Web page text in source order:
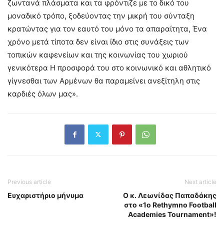
ζωντανά πλάσματα και τα φρόντιζε με το δικό του
μοναδικό τρόπο, ξοδεύοντας την μικρή του σύνταξη
κρατώντας για τον εαυτό του μόνο τα απαραίτητα, Ένα
χρόνο μετά τίποτα δεν είναι ίδιο στις συνάξεις των
τοπικών καφενείων και της κοινωνίας του χωριού
γενικότερα Η προσφορά του στο κοινωνικό και αθλητικό
γίγνεσθαι των Αρμένων θα παραμείνει ανεξίτηλη στις
καρδιές όλων μας».
Previous article
Ευχαριστήριο μήνυμα
Next article
Ο κ. Λεωνίδας Παπαδάκης
στο «1ο Rethymno Football
Academies Tournament»!